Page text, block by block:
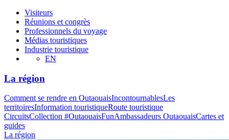
Visiteurs
Réunions et congrès
Professionnels du voyage
Médias touristiques
Industrie touristique
EN
La région
Comment se rendre en OutaouaisIncontournablesLes
territoiresInformation touristiqueRoute touristique
CircuitsCollection #OutaouaisFunAmbassadeurs OutaouaisCartes et
guides
La région